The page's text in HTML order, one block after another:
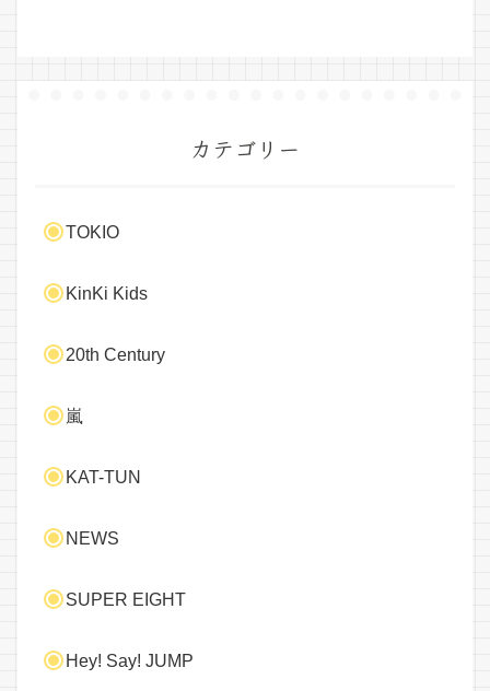
カテゴリー
TOKIO
KinKi Kids
20th Century
嵐
KAT-TUN
NEWS
SUPER EIGHT
Hey! Say! JUMP